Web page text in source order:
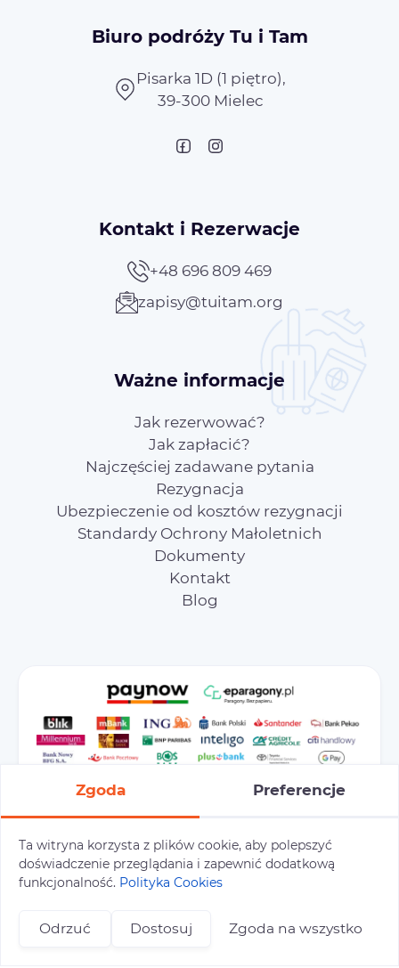
Biuro podróży Tu i Tam
Pisarka 1D (1 piętro),
39-300 Mielec
Kontakt i Rezerwacje
+48 696 809 469
zapisy@tuitam.org
Ważne informacje
Jak rezerwować?
Jak zapłacić?
Najczęściej zadawane pytania
Rezygnacja
Ubezpieczenie od kosztów rezygnacji
Standardy Ochrony Małoletnich
Dokumenty
Kontakt
Blog
Preferencje cookies Polityka prywatności
Polityka cookies
Zgoda Preferencje
Ta witryna korzysta z plików cookie, aby polepszyć
doświadczenie przeglądania i zapewnić dodatkową
funkcjonalność. Polityka Cookies
Odrzuć Dostosuj Zgoda na wszystko